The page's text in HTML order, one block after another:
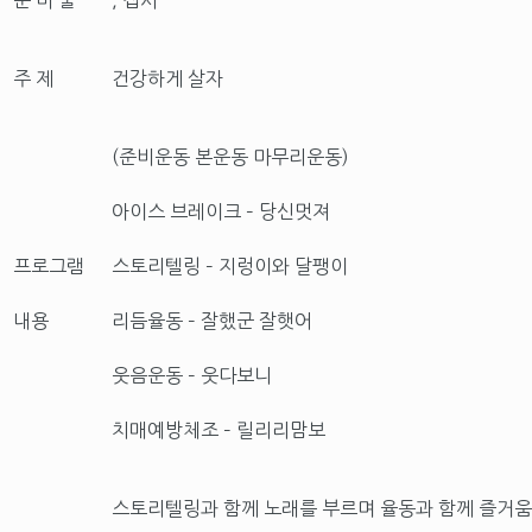
주 제 건강하게 살자
프로그램
내용
(준비운동 본운동 마무리운동)
아이스 브레이크 – 당신멋져
스토리텔링 – 지렁이와 달팽이
리듬율동 – 잘했군 잘햇어
웃음운동 – 웃다보니
치매예방체조 – 릴리리맘보
스토리텔링과 함께 노래를 부르며 율동과 함께 즐거